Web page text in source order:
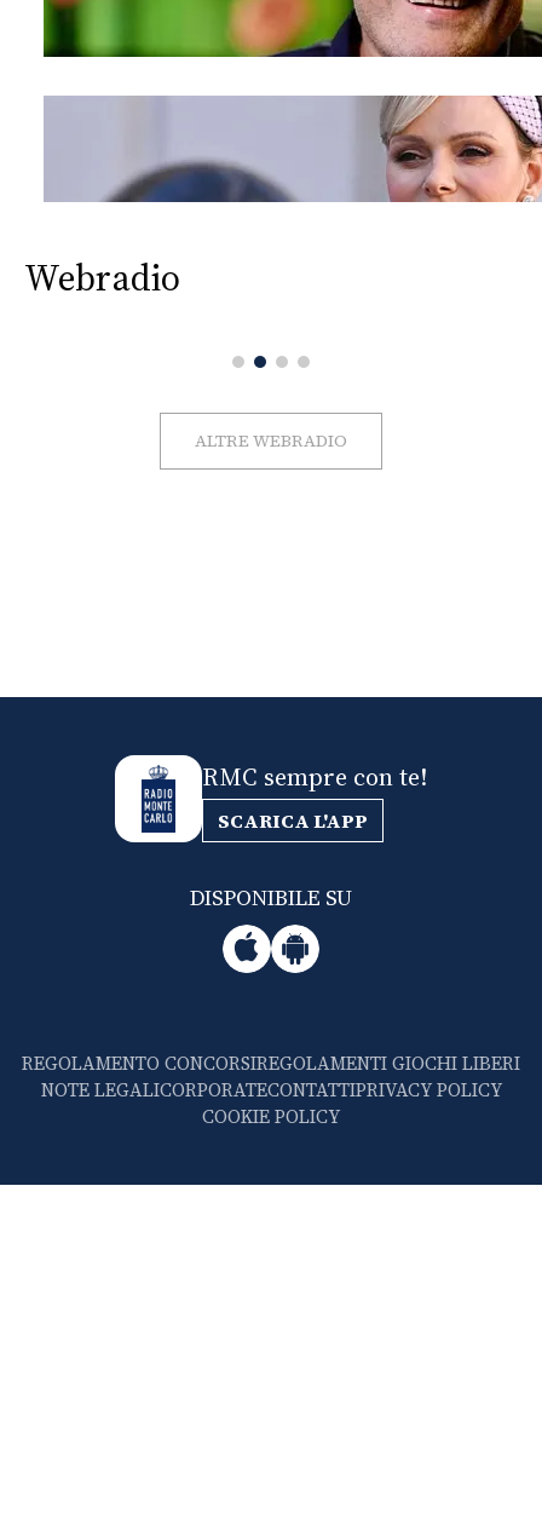
Webradio
ALTRE WEBRADIO
RMC sempre con te!
SCARICA L'APP
DISPONIBILE SU
REGOLAMENTO CONCORSIREGOLAMENTI GIOCHI LIBERI
NOTE LEGALICORPORATECONTATTIPRIVACY POLICY
COOKIE POLICY